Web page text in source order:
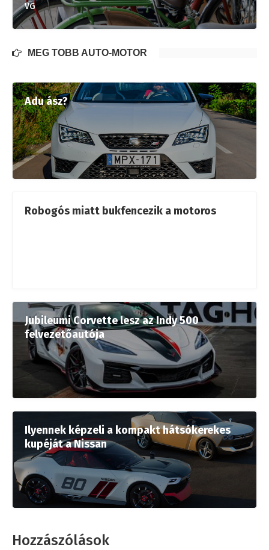
VG
MÉG TÖBB AUTÓ-MOTOR
Adu ász?
Robogós miatt bukfencezik a motoros
Jubileumi Corvette lesz az Indy 500
felvezetőautója
Ilyennek képzeli a kompakt hátsókerekes
kupéját a Nissan
Hozzászólások